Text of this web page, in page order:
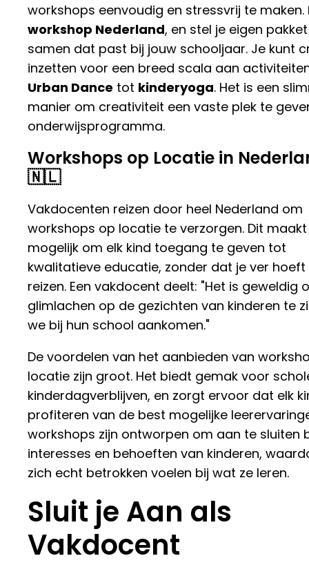
workshops eenvoudig en stressvrij te maken.
workshop Nederland, en stel je eigen pakket
samen dat past bij jouw schooljaar. Je kunt
inzetten voor een breed scala aan
Urban Dance tot kinderyoga. Het is een
manier om creativiteit een vaste plek te
onderwijsprogramma.
Workshops op Locatie in
🇳🇱
Vakdocenten reizen door heel Nederland om
workshops op locatie te verzorgen. Dit
mogelijk om elk kind toegang te geven tot
kwalitatieve educatie, zonder dat je ver hoeft
reizen. Een vakdocent deelt: "Het is geweldig
glimlachen op de gezichten van kinderen te
we bij hun school aankomen."
De voordelen van het aanbieden van
locatie zijn groot. Het biedt gemak voor
kinderdagverblijven, en zorgt ervoor dat elk
profiteren van de best mogelijke
workshops zijn ontworpen om aan te sluiten
interesses en behoeften van kinderen,
zich echt betrokken voelen bij wat ze leren.
Sluit je Aan als
Vakdocent